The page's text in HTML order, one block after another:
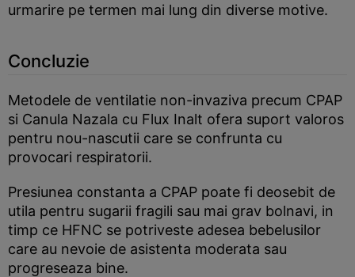
urmarire pe termen mai lung din diverse motive.
Concluzie
Metodele de ventilatie non-invaziva precum CPAP
si Canula Nazala cu Flux Inalt ofera suport valoros
pentru nou-nascutii care se confrunta cu
provocari respiratorii.
Presiunea constanta a CPAP poate fi deosebit de
utila pentru sugarii fragili sau mai grav bolnavi, in
timp ce HFNC se potriveste adesea bebelusilor
care au nevoie de asistenta moderata sau
progreseaza bine.